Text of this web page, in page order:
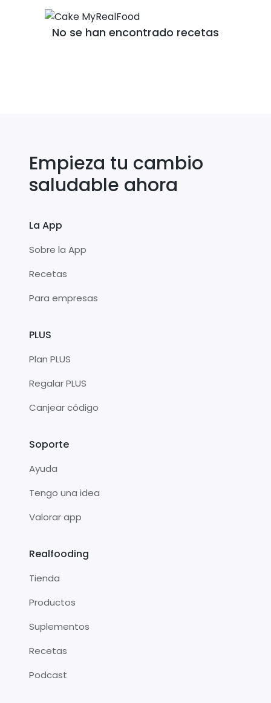
No se han encontrado recetas
Empieza tu cambio
saludable ahora
La App
Sobre la App
Recetas
Para empresas
PLUS
Plan PLUS
Regalar PLUS
Canjear código
Soporte
Ayuda
Tengo una idea
Valorar app
Realfooding
Tienda
Productos
Suplementos
Recetas
Podcast